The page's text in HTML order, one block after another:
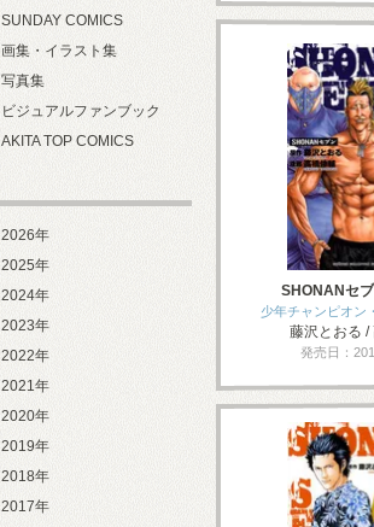
SHONANセ
少年チャンピオン
藤沢とおる /
発売日：
SUNDAY COMICS
画集・イラスト集
写真集
ビジュアルファンブック
AKITA TOP COMICS
2026年
2025年
2024年
2023年
2022年
2021年
2020年
2019年
2018年
2017年